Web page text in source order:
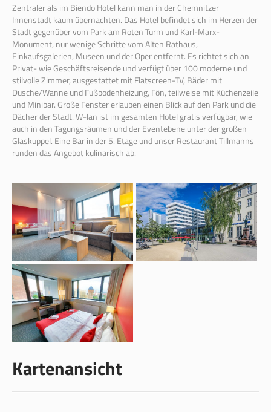
Zentraler als im Biendo Hotel kann man in der Chemnitzer
Innenstadt kaum übernachten. Das Hotel befindet sich im Herzen der
Stadt gegenüber vom Park am Roten Turm und Karl-Marx-
Monument, nur wenige Schritte vom Alten Rathaus,
Einkaufsgalerien, Museen und der Oper entfernt. Es richtet sich an
Privat- wie Geschäftsreisende und verfügt über 100 moderne und
stilvolle Zimmer, ausgestattet mit Flatscreen-TV, Bäder mit
Dusche/Wanne und Fußbodenheizung, Fön, teilweise mit Küchenzeile
und Minibar. Große Fenster erlauben einen Blick auf den Park und die
Dächer der Stadt. W-lan ist im gesamten Hotel gratis verfügbar, wie
auch in den Tagungsräumen und der Eventebene unter der großen
Glaskuppel. Eine Bar in der 5. Etage und unser Restaurant Tillmanns
runden das Angebot kulinarisch ab.
Kartenansicht